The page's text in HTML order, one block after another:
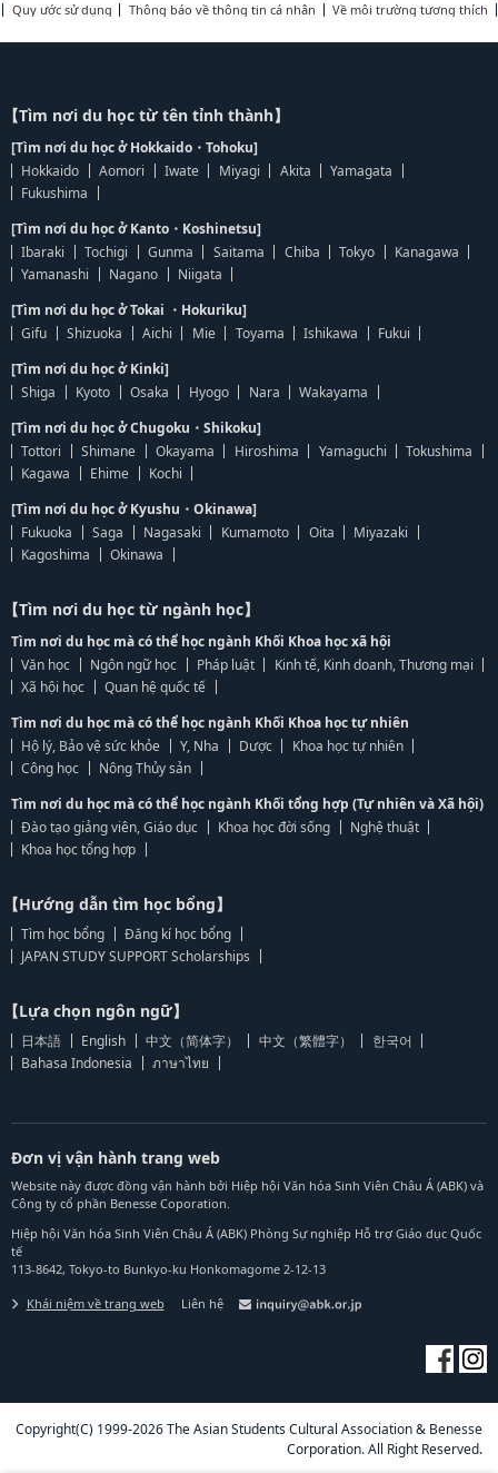
Quy ước sử dụng
Thông báo về thông tin cá nhân Về môi trường tương thích
【Tìm nơi du học từ tên tỉnh thành】
[Tìm nơi du học ở Hokkaido・Tohoku]
Hokkaido
Aomori Iwate Miyagi Akita
Yamagata
Fukushima
[Tìm nơi du học ở Kanto・Koshinetsu]
Ibaraki
Tochigi Gunma Saitama Chiba Tokyo
Kanagawa
Yamanashi
Nagano
Niigata
[Tìm nơi du học ở Tokai ・Hokuriku]
Gifu
Shizuoka Aichi Mie Toyama Ishikawa
Fukui
[Tìm nơi du học ở Kinki]
Shiga
Kyoto Osaka Hyogo Nara
Wakayama
[Tìm nơi du học ở Chugoku・Shikoku]
Tottori
Shimane Okayama Hiroshima Yamaguchi
Tokushima
Kagawa
Ehime
Kochi
[Tìm nơi du học ở Kyushu・Okinawa]
Fukuoka
Saga Nagasaki Kumamoto Oita
Miyazaki
Kagoshima
Okinawa
【Tìm nơi du học từ ngành học】
Tìm nơi du học mà có thể học ngành Khối Khoa học xã hội
Văn học
Ngôn ngữ học Pháp luật
Kinh tế, Kinh doanh, Thương mại
Xã hội học
Quan hệ quốc tế
Tìm nơi du học mà có thể học ngành Khối Khoa học tự nhiên
Hộ lý, Bảo vệ sức khỏe
Y, Nha Dược
Khoa học tự nhiên
Công học
Nông Thủy sản
Tìm nơi du học mà có thể học ngành Khối tổng hợp (Tự nhiên và Xã hội)
Đào tạo giảng viên, Giáo dục
Khoa học đời sống
Nghệ thuật
Khoa học tổng hợp
【Hướng dẫn tìm học bổng】
Tìm học bổng
Đăng kí học bổng
JAPAN STUDY SUPPORT Scholarships
【Lựa chọn ngôn ngữ】
日本語 English 中文（简体字） 中文（繁體字）
한국어
Bahasa Indonesia
ภาษาไทย
Đơn vị vận hành trang web
Website này được đồng vận hành bởi Hiệp hội Văn hóa Sinh Viên Châu Á (ABK) và
Công ty cổ phần Benesse Coporation.
Hiệp hội Văn hóa Sinh Viên Châu Á (ABK) Phòng Sự nghiệp Hỗ trợ Giáo dục Quốc
tế
113-8642, Tokyo-to Bunkyo-ku Honkomagome 2-12-13
Khái niệm về trang web Liên hệ
Copyright(C) 1999-2026 The Asian Students Cultural Association & Benesse
Corporation. All Right Reserved.